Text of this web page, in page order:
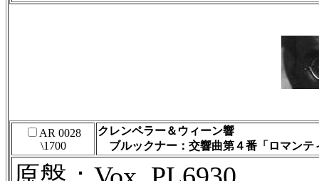
AR 0028
\1700
クレンペラー＆ウィーン響
ブルックナー：交響曲第４番「ロマンテ